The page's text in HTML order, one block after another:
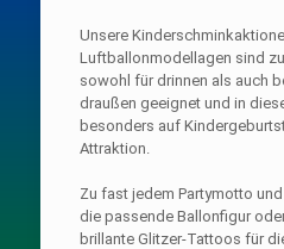
Unsere
Luftballonmodellagen sind
sowohl für drinnen als auch
draußen geeignet und in
besonders auf
Attraktion.
Zu fast jedem Partymotto
die passende Ballonfigur
brillante Glitzer-Tattoos für